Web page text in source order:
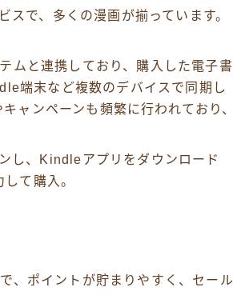
で、多くの漫画が揃っています。
ムと連携しており、購入した電子書
端末など複数のデバイスで同期し
ャンペーンも頻繁に行われており、
し、Kindleアプリをダウンロード
て購入。
、ポイントが貯まりやすく、セール